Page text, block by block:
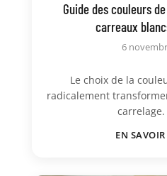
Guide des couleurs
carreaux
6
Le choix de la
radicalement
EN